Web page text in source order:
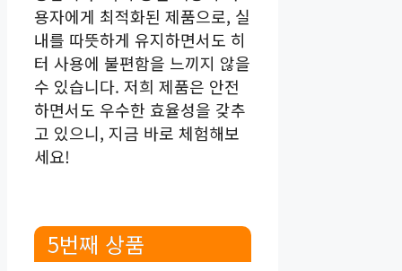
용자에게 최적화된 제품으로, 실
내를 따뜻하게 유지하면서도 히
터 사용에 불편함을 느끼지 않을
수 있습니다. 저희 제품은 안전
하면서도 우수한 효율성을 갖추
고 있으니, 지금 바로 체험해보
세요!
5번째 상품